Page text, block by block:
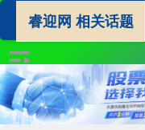
睿迎网 相关话题